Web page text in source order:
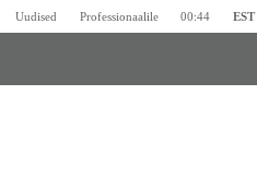
Uudised Professionaalile 00:44 EST